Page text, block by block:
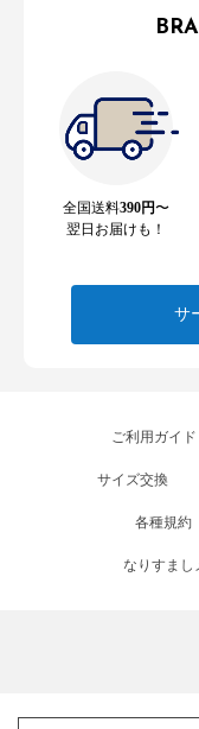
全国送料390円〜
翌日お届けも！
サ
ご利用ガイド
サイズ交換
各種規約
なりすま